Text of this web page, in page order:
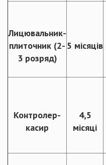
Лицювальник-
плиточник (2-
3 розряд)
5 місяців
Контролер-
касир
4,5
місяці